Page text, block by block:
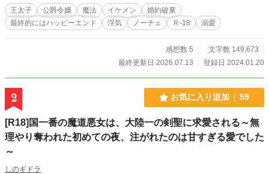
掲載したものを、加筆して掲載しています。 ※R18部分には
念のため印をつけています。苦手な方はご遠慮ください(話の
後半にしかありませんのでご了承ください) 恋愛小説大賞応募
王太子 公爵令嬢 魔法 イケメン
婚約破棄
最終的にはハッピーエンド
浮気 ノーチェ Ｒ-18 溺愛
感想数 5
文字数 149,673
最終更新日 2026.07.13
登録日 2024.01.20
2 お気に入り追加 59
[R18]国一番の魔道悪女は、大陸一の剣聖に求愛される～無
理やり奪われた初めての夜、注がれたのは甘すぎる愛でした
～
しのギドラ